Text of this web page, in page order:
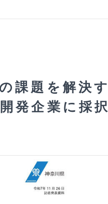
課題を解決
発企業に採